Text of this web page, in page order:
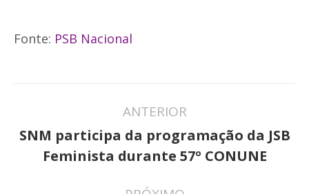
Fonte: PSB Nacional
de
post:
ANTERIOR
Post
anterior:
SNM participa da programação da JSB
Feminista durante 57º CONUNE